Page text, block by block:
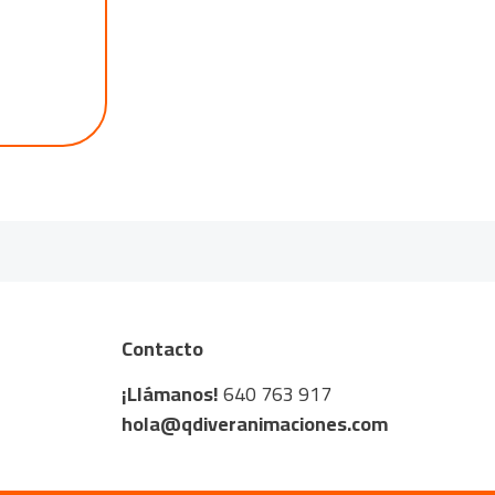
Contacto
¡Llámanos!640 763 917
hola@qdiveranimaciones.com